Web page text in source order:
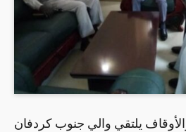
يلتقي والي جنوب كردفان